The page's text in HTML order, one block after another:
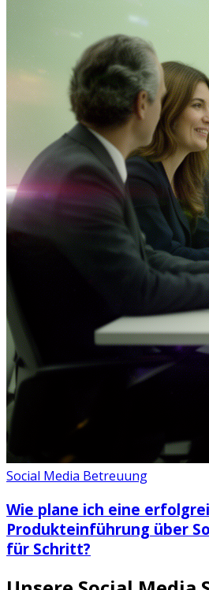
Social Media Betreuung
Wie plane ich eine
Produkteinführung über
für Schritt?